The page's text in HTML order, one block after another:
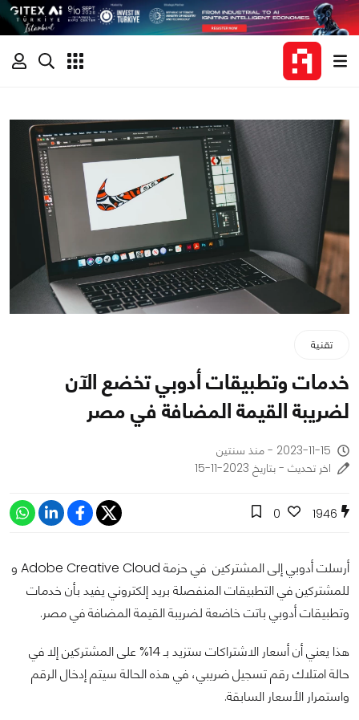
تقنية
خدمات وتطبيقات أدوبي تخضع الآن
لضريبة القيمة المضافة في مصر
2023-11-15 - منذ سنتين
اخر تحديث - بتاريخ 2023-11-15
1946
0
أرسلت أدوبي إلى المشتركين في حزمة Adobe Creative Cloud و
للمشتركين في التطبيقات المنفصلة بريد إلكتروني يفيد بأن خدمات
وتطبيقات أدوبي باتت خاضعة لضريبة القيمة المضافة في مصر.
هذا يعني أن أسعار الاشتراكات ستزيد بـ 14% على المشتركين إلا في
حالة امتلاك رقم تسجيل ضريبي، في هذه الحالة سيتم إدخال الرقم
واستمرار الأسعار السابقة.